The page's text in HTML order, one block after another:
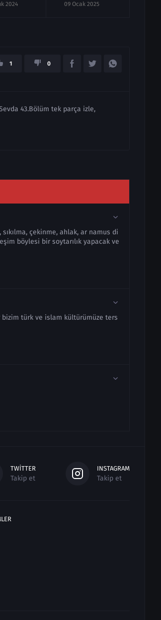
2024
09 Ocak 2025
1 0
43.Bölüm tek parça izle,
çekinme, ahlak, ar namus di
böylesi bir soytarılık yapacak ve
bizim türk ve islam kültürümüze ters
TWITTER
Takip et
INSTAGRAM
Takip et